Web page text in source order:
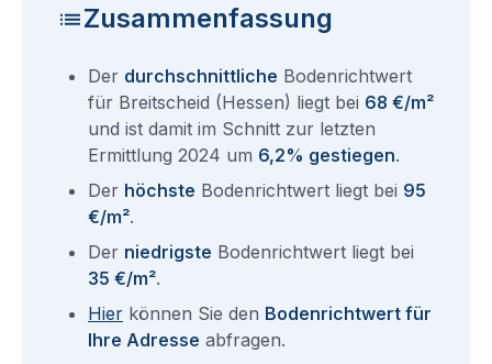
Zusammenfassung
Der durchschnittliche Bodenrichtwert
für Breitscheid (Hessen) liegt bei 68 €/m²
und ist damit im Schnitt zur letzten
Ermittlung 2024 um 6,2% gestiegen.
Der höchste Bodenrichtwert liegt bei 95
€/m².
Der niedrigste Bodenrichtwert liegt bei
35 €/m².
Hier können Sie den Bodenrichtwert für
Ihre Adresse abfragen.